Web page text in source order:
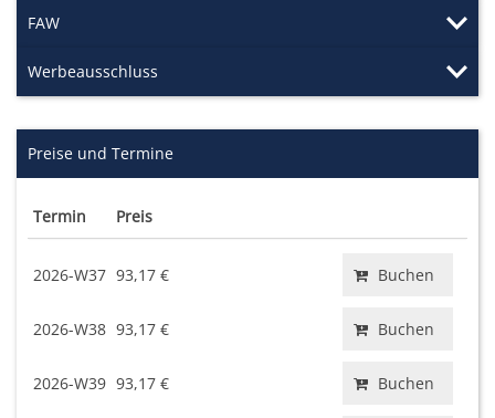
FAW
Werbeausschluss
Preise und Termine
Termin Preis
2026-W37 93,17 € Buchen
2026-W38 93,17 € Buchen
2026-W39 93,17 € Buchen